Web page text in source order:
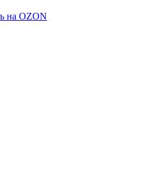
на OZON